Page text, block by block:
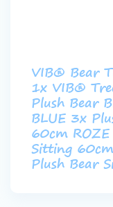
VIB® Bear
1x VIB®
Plush Bear
BLUE 3x
60cm
Sitting
Plush Bear